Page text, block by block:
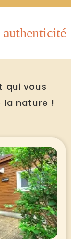
authenticité
qui vous
la nature !